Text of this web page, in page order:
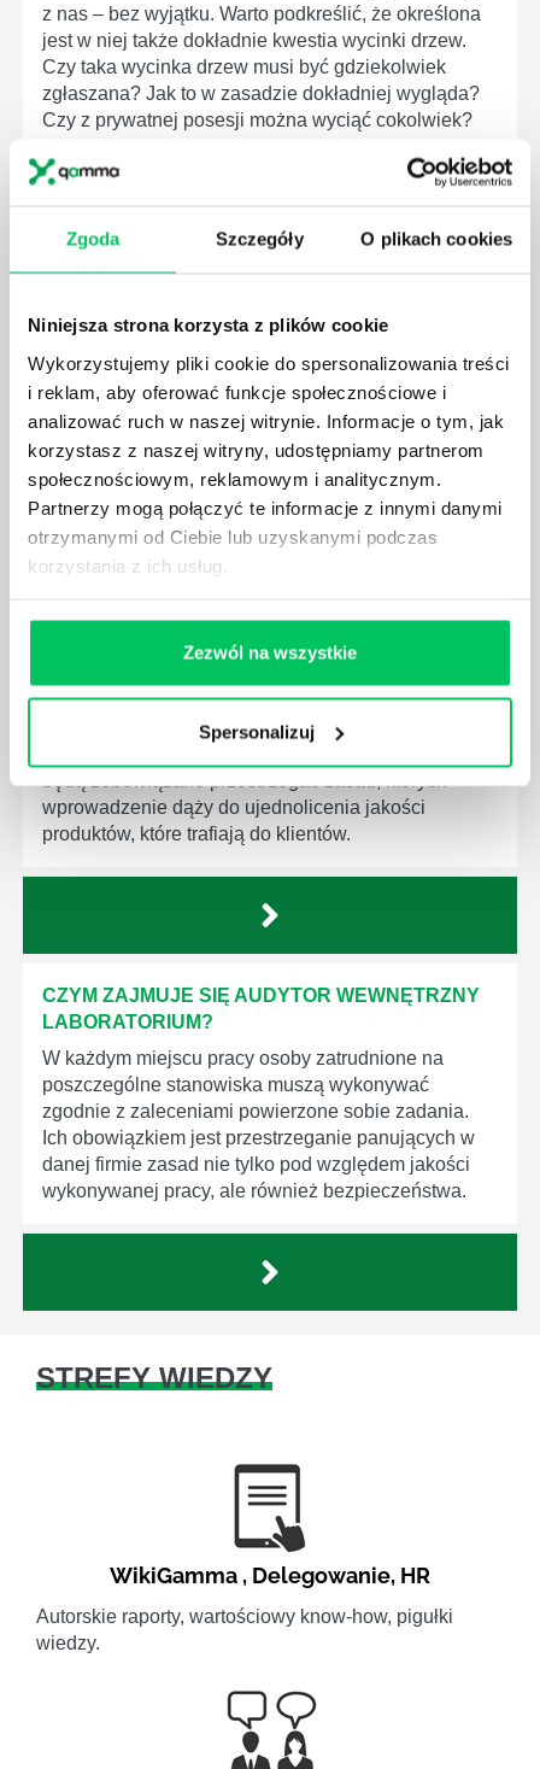
Zgoda Szczegóły O plikach cookies
Niniejsza strona korzysta z plików cookie
Wykorzystujemy pliki cookie do spersonalizowania treści
i reklam, aby oferować funkcje społecznościowe i
analizować ruch w naszej witrynie. Informacje o tym, jak
korzystasz z naszej witryny, udostępniamy partnerom
społecznościowym, reklamowym i analitycznym.
Partnerzy mogą połączyć te informacje z innymi danymi
otrzymanymi od Ciebie lub uzyskanymi podczas
korzystania z ich usług.
Zezwól na wszystkie
Spersonalizuj
z nas – bez wyjątku. Warto podkreślić, że określona
jest w niej także dokładnie kwestia wycinki drzew.
Czy taka wycinka drzew musi być gdziekolwiek
zgłaszana? Jak to w zasadzie dokładniej wygląda?
Czy z prywatnej posesji można wyciąć cokolwiek?
Prawo wodne to dość skomplikowane prawo w
polega? Kogo w zasadzie obowiązuje? Jak wygląda
egzekwowanie prawa wodnego? Na te pytania
odpowiemy pokrótce poniżej.
społeczeństwa wprowadzane jest coraz więcej reguł,
które mają za zadanie poprawić poszczególne
będą zobowiązane przestrzegać zasad, których
wprowadzenie dąży do ujednolicenia jakości
produktów, które trafiają do klientów.
CZYM ZAJMUJE SIĘ AUDYTOR WEWNĘTRZNY
LABORATORIUM?
W każdym miejscu pracy osoby zatrudnione na
poszczególne stanowiska muszą wykonywać
zgodnie z zaleceniami powierzone sobie zadania.
Ich obowiązkiem jest przestrzeganie panujących w
danej firmie zasad nie tylko pod względem jakości
wykonywanej pracy, ale również bezpieczeństwa.
STREFY WIEDZY
WikiGamma , Delegowanie, HR
Autorskie raporty, wartościowy know-how, pigułki
wiedzy.